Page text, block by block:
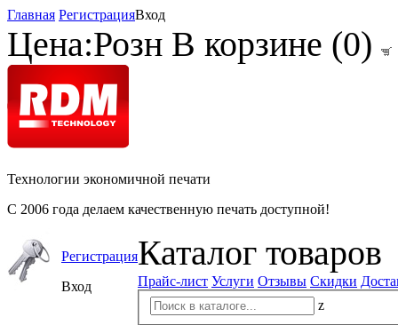
Главная РегистрацияВход
Цена:Розн В корзине (0)
Технологии экономичной печати
С 2006 года делаем качественную печать доступной!
Регистрация
Вход
Каталог товаров
Прайс-лист Услуги Отзывы Скидки
z